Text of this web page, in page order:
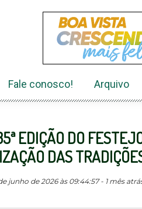
Fale conosco! Arquivo
EDIÇÃO DO
DAS
junho de 2026 às 09:44:57 - 1 mês